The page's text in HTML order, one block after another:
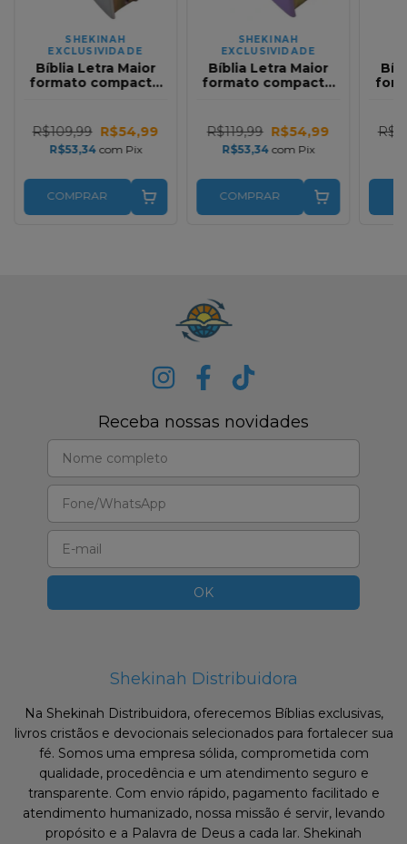
SHEKINAH
EXCLUSIVIDADE
Bíblia Letra Maior
formato compacto
Bicolor Creme e
Marrom com Índice
R$109,99 R$54,99
R$53,34com Pix
COMPRAR
SHEKINAH
EXCLUSIVIDADE
Bíblia Letra Maior
formato compacto
Bicolor Lilas e Pink
com Índice
R$119,99 R$54,99
R$53,34com Pix
COMPRAR
Receba nossas novidades
Shekinah Distribuidora
Na Shekinah Distribuidora, oferecemos Bíblias exclusivas,
livros cristãos e devocionais selecionados para fortalecer sua
fé. Somos uma empresa sólida, comprometida com
qualidade, procedência e um atendimento seguro e
transparente. Com envio rápido, pagamento facilitado e
atendimento humanizado, nossa missão é servir, levando
propósito e a Palavra de Deus a cada lar. Shekinah